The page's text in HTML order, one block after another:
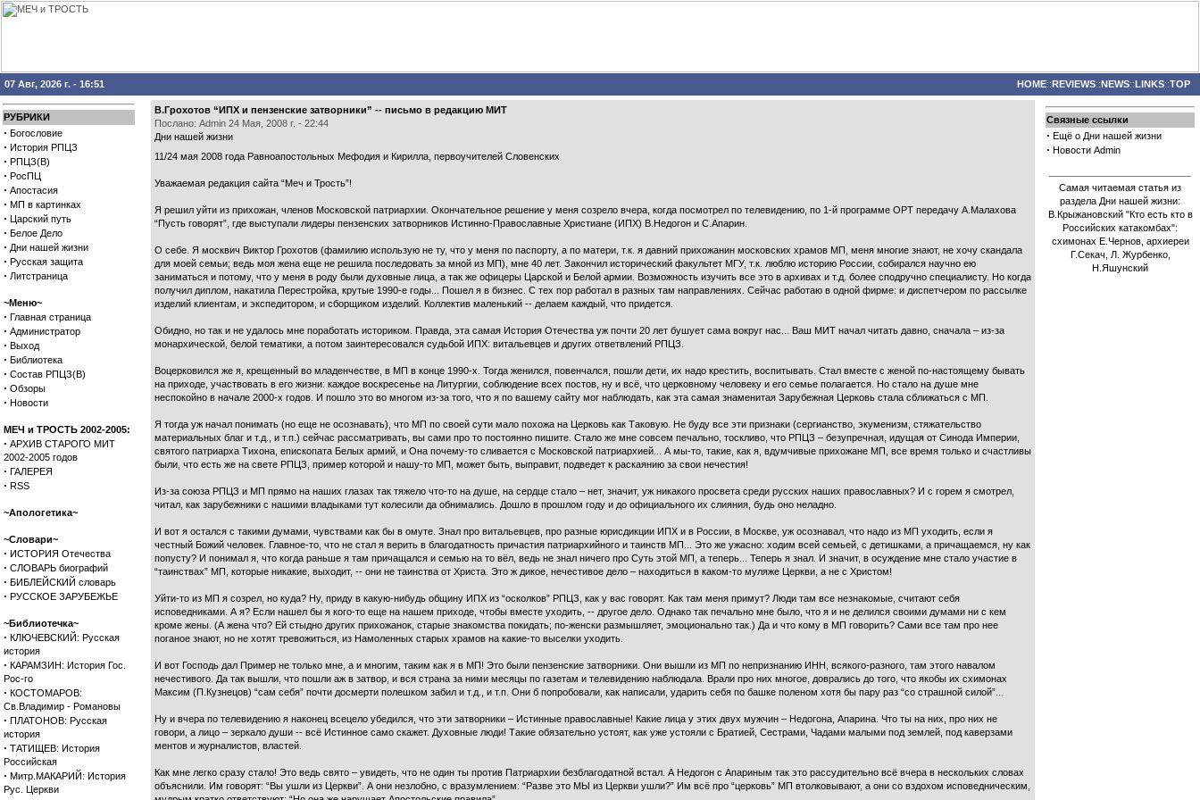
07 Авг, 2026 г. - 16:51 HOME::REVIEWS::NEWS::LINKS::TOP
РУБРИКИ
· Богословие
· История РПЦЗ
· РПЦЗ(В)
· РосПЦ
· Апостасия
· МП в картинках
· Царский путь
· Белое Дело
· Дни нашей жизни
· Русская защита
· Литстраница
~Меню~
· Главная страница
· Администратор
· Выход
· Библиотека
· Состав РПЦЗ(В)
· Обзоры
· Новости
МЕЧ и ТРОСТЬ 2002-2005:
· АРХИВ СТАРОГО МИТ
2002-2005 годов
· ГАЛЕРЕЯ
· RSS
~Апологетика~
~Словари~
· ИСТОРИЯ Отечества
· СЛОВАРЬ биографий
· БИБЛЕЙСКИЙ словарь
· РУССКОЕ ЗАРУБЕЖЬЕ
~Библиотечка~
· КЛЮЧЕВСКИЙ: Русская
история
· КАРАМЗИН: История Гос.
Рос-го
· КОСТОМАРОВ:
Св.Владимир - Романовы
· ПЛАТОНОВ: Русская
история
· ТАТИЩЕВ: История
Российская
· Митр.МАКАРИЙ: История
Рус. Церкви
В.Грохотов “ИПХ и пензенские затворники” -- письмо в редакцию МИТ
Послано: Admin 24 Мая, 2008 г. - 22:44
Дни нашей жизни
11/24 мая 2008 года Равноапостольных Мефодия и Кирилла, первоучителей Словенских
Уважаемая редакция сайта “Меч и Трость”!
Я решил уйти из прихожан, членов Московской патриархии. Окончательное решение у меня созрело вчера, когда посмотрел по телевидению, по 1-й программе ОРТ передачу А.Малахова
“Пусть говорят”, где выступали лидеры пензенских затворников Истинно-Православные Христиане (ИПХ) В.Недогон и С.Апарин.
О себе. Я москвич Виктор Грохотов (фамилию использую не ту, что у меня по паспорту, а по матери, т.к. я давний прихожанин московских храмов МП, меня многие знают, не хочу скандала
для моей семьи; ведь моя жена еще не решила последовать за мной из МП), мне 40 лет. Закончил исторический факультет МГУ, т.к. люблю историю России, собирался научно ею
заниматься и потому, что у меня в роду были духовные лица, а так же офицеры Царской и Белой армии. Возможность изучить все это в архивах и т.д. более сподручно специалисту. Но когда
получил диплом, накатила Перестройка, крутые 1990-е годы... Пошел я в бизнес. С тех пор работал в разных там направлениях. Сейчас работаю в одной фирме: и диспетчером по рассылке
изделий клиентам, и экспедитором, и сборщиком изделий. Коллектив маленький -- делаем каждый, что придется.
Обидно, но так и не удалось мне поработать историком. Правда, эта самая История Отечества уж почти 20 лет бушует сама вокруг нас... Ваш МИТ начал читать давно, сначала – из-за
монархической, белой тематики, а потом заинтересовался судьбой ИПХ: витальевцев и других ответвлений РПЦЗ.
Воцерковился же я, крещенный во младенчестве, в МП в конце 1990-х. Тогда женился, повенчался, пошли дети, их надо крестить, воспитывать. Стал вместе с женой по-настоящему бывать
на приходе, участвовать в его жизни: каждое воскресенье на Литургии, соблюдение всех постов, ну и всё, что церковному человеку и его семье полагается. Но стало на душе мне
неспокойно в начале 2000-х годов. И пошло это во многом из-за того, что я по вашему сайту мог наблюдать, как эта самая знаменитая Зарубежная Церковь стала сближаться с МП.
Я тогда уж начал понимать (но еще не осознавать), что МП по своей сути мало похожа на Церковь как Таковую. Не буду все эти признаки (сергианство, экуменизм, стяжательство
материальных благ и т.д., и т.п.) сейчас рассматривать, вы сами про то постоянно пишите. Стало же мне совсем печально, тоскливо, что РПЦЗ – безупречная, идущая от Синода Империи,
святого патриарха Тихона, епископата Белых армий, и Она почему-то сливается с Московской патриархией... А мы-то, такие, как я, вдумчивые прихожане МП, все время только и счастливы
были, что есть же на свете РПЦЗ, пример которой и нашу-то МП, может быть, выправит, подведет к раскаянию за свои нечестия!
Из-за союза РПЦЗ и МП прямо на наших глазах так тяжело что-то на душе, на сердце стало – нет, значит, уж никакого просвета среди русских наших православных? И с горем я смотрел,
читал, как зарубежники с нашими владыками тут колесили да обнимались. Дошло в прошлом году и до официального их слияния, будь оно неладно.
И вот я остался с такими думами, чувствами как бы в омуте. Знал про витальевцев, про разные юрисдикции ИПХ и в России, в Москве, уж осознавал, что надо из МП уходить, если я
честный Божий человек. Главное-то, что не стал я верить в благодатность причастия патриархийного и таинств МП... Это же ужасно: ходим всей семьей, с детишками, а причащаемся, ну как
попусту? И понимал я, что когда раньше я там причащался и семью на то вёл, ведь не знал ничего про Суть этой МП, а теперь... Теперь я знал. И значит, в осуждение мне стало участие в
“таинствах” МП, которые никакие, выходит, -- они не таинства от Христа. Это ж дикое, нечестивое дело – находиться в каком-то муляже Церкви, а не с Христом!
Уйти-то из МП я созрел, но куда? Ну, приду в какую-нибудь общину ИПХ из “осколков” РПЦЗ, как у вас говорят. Как там меня примут? Люди там все незнакомые, считают себя
исповедниками. А я? Если нашел бы я кого-то еще на нашем приходе, чтобы вместе уходить, -- другое дело. Однако так печально мне было, что я и не делился своими думами ни с кем
кроме жены. (А жена что? Ей стыдно других прихожанок, старые знакомства покидать; по-женски размышляет, эмоционально так.) Да и что кому в МП говорить? Сами все там про нее
поганое знают, но не хотят тревожиться, из Намоленных старых храмов на какие-то выселки уходить.
И вот Господь дал Пример не только мне, а и многим, таким как я в МП! Это были пензенские затворники. Они вышли из МП по непризнанию ИНН, всякого-разного, там этого навалом
нечестивого. Да так вышли, что пошли аж в затвор, и вся страна за ними месяцы по газетам и телевидению наблюдала. Врали про них многое, доврались до того, что якобы их схимонах
Максим (П.Кузнецов) “сам себя” почти досмерти полешком забил и т.д., и т.п. Они б попробовали, как написали, ударить себя по башке поленом хотя бы пару раз “со страшной силой”...
Ну и вчера по телевидению я наконец всецело убедился, что эти затворники – Истинные православные! Какие лица у этих двух мужчин – Недогона, Апарина. Что ты на них, про них не
говори, а лицо – зеркало души -- всё Истинное само скажет. Духовные люди! Такие обязательно устоят, как уже устояли с Братией, Сестрами, Чадами малыми под землей, под каверзами
ментов и журналистов, властей.
Как мне легко сразу стало! Это ведь свято – увидеть, что не один ты против Патриархии безблагодатной встал. А Недогон с Апариным так это рассудительно всё вчера в нескольких словах
объяснили. Им говорят: “Вы ушли из Церкви”. А они незлобно, с вразумлением: “Разве это МЫ из Церкви ушли?” Им всё про “церковь” МП втолковывают, а они со вздохом исповедническим,
Связные ссылки
· Ещё о Дни нашей жизни
· Новости Admin
Самая читаемая статья из
раздела Дни нашей жизни:
В.Крыжановский "Кто есть кто в
Российских катакомбах":
схимонах Е.Чернов, архиереи
Г.Секач, Л. Журбенко,
Н.Яшунский